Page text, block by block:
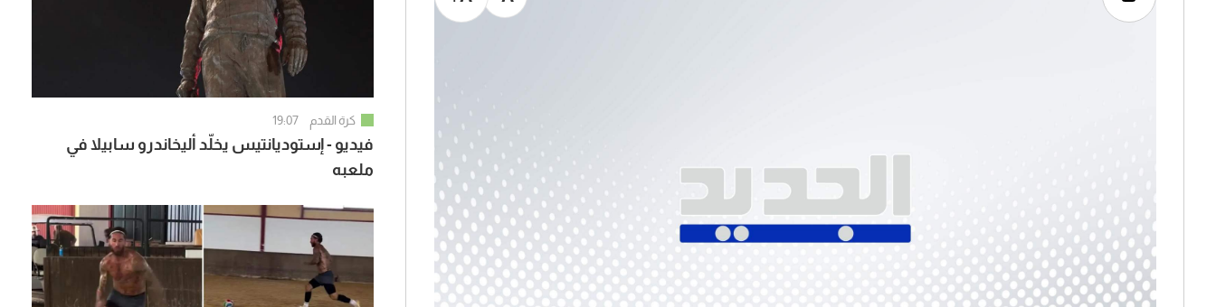
كرة القدم 19:07
فيديو - إستوديانتيس يخلّد أليخاندرو سابيلا في
ملعبه